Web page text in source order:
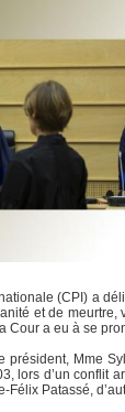
(CPI) a
et de
Cour a eu à se
président, Mme
lors d’un conflit
Félix Patassé,